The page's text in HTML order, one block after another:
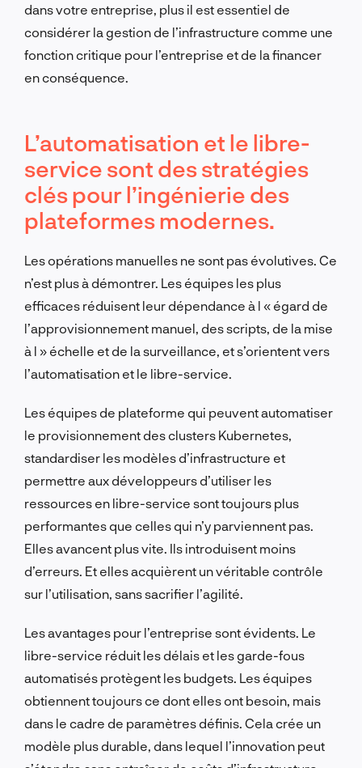
dans votre entreprise, plus il est essentiel de
considérer la gestion de l’infrastructure comme une
fonction critique pour l’entreprise et de la financer
en conséquence.
L’automatisation et le libre-
service sont des stratégies
clés pour l’ingénierie des
plateformes modernes.
Les opérations manuelles ne sont pas évolutives. Ce
n’est plus à démontrer. Les équipes les plus
efficaces réduisent leur dépendance à l « égard de
l’approvisionnement manuel, des scripts, de la mise
à l » échelle et de la surveillance, et s’orientent vers
l’automatisation et le libre-service.
Les équipes de plateforme qui peuvent automatiser
le provisionnement des clusters Kubernetes,
standardiser les modèles d’infrastructure et
permettre aux développeurs d’utiliser les
ressources en libre-service sont toujours plus
performantes que celles qui n’y parviennent pas.
Elles avancent plus vite. Ils introduisent moins
d’erreurs. Et elles acquièrent un véritable contrôle
sur l’utilisation, sans sacrifier l’agilité.
Les avantages pour l’entreprise sont évidents. Le
libre-service réduit les délais et les garde-fous
automatisés protègent les budgets. Les équipes
obtiennent toujours ce dont elles ont besoin, mais
dans le cadre de paramètres définis. Cela crée un
modèle plus durable, dans lequel l’innovation peut